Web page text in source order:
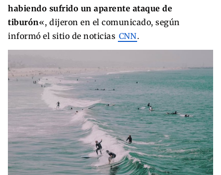
habiendo sufrido un aparente ataque de
tiburón«, dijeron en el comunicado, según
informó el sitio de noticias CNN.